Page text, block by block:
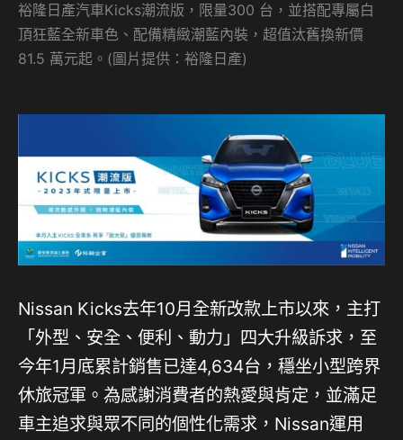
裕隆日產汽車Kicks潮流版，限量300 台，並搭配專屬白
頂狂藍全新車色、配備精緻潮藍內裝，超值汰舊換新價
81.5 萬元起。(圖片提供：裕隆日產)
Nissan Kicks去年10月全新改款上市以來，主打
「外型、安全、便利、動力」四大升級訴求，至
今年1月底累計銷售已達4,634台，穩坐小型跨界
休旅冠軍。為感謝消費者的熱愛與肯定，並滿足
車主追求與眾不同的個性化需求，Nissan運用